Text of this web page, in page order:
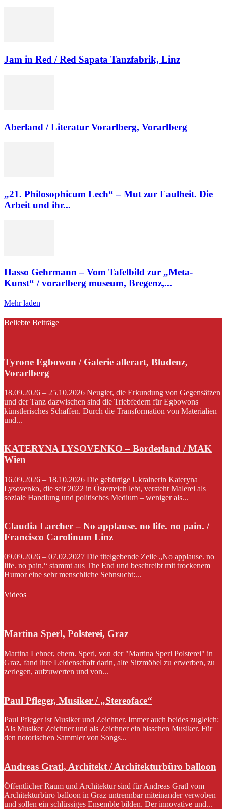
Jam in Red / Red Sapata Tanzfabrik, Linz
Aberland / Literatur Vorarlberg, Vorarlberg
„21. Philosophicum Lech“ – Mut zur Faulheit. Die
Arbeit und ihr...
Hasso Gehrmann – Vom Tafelbild zur „Meta-
Kunst“ / vorarlberg museum, Bregenz,...
Mehr laden
Beliebte Beiträge
Tyrone Egbowon / Galerie allerart, Bludenz,
Vorarlberg
18.09.2026 – 25.10.2026 Neugier, die Erkundung von Gegensätzen
und der Tanz dazwischen sind die Triebfedern für Egbowons
künstlerisches Schaffen. Durch die Transformation von Materialien
und...
KATERYNA LYSOVENKO – Borderland / MAK
Wien
16.09.2026 – 18.10.2026 Die gebürtige Ukrainerin Kateryna
Lysovenko, die seit 2022 in Österreich lebt, versteht Malerei als
soziale Handlung und politisches Medium – weniger als...
Claudia Larcher – No applause. no life. no pain. /
Francisco Carolinum Linz
09.09.2026 – 07.02.2027 Die titelgebende Zeile „No applause. no
life. no pain.“ stammt aus The End und beschreibt mit trockenem
Humor eine sehr menschliche Sehnsucht:...
Videos
Martina Sperl, Polsterei, Graz
Martina Lehner, ehem. Sperl, von der "Martina Sperl Polsterei" in
Graz, fand ihre Leidenschaft darin, alte Sitzmöbel zu erwerben, zu
zerlegen, aufzuwerten und von...
Paul Pfleger, Musiker / „Stereoface“
Paul Pfleger ist Musiker und Zeichner. Immer auch beides zugleich:
Als Musiker Zeichner und als Zeichner ein bisschen Musiker. Für
den notorischen Sammler von Songs...
Andreas Gratl, Architekt / Architekturbüro balloon
Öffentlicher Raum und Architektur sind für Andreas Gratl vom
Architekturbüro balloon in Graz untrennbar miteinander verwoben
und sollen ein schlüssiges Ensemble bilden. Der innovative und...